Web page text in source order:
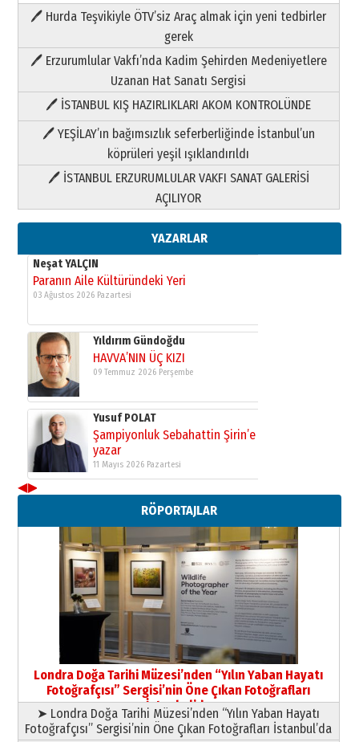
🖊 Hurda Teşvikiyle ÖTV’siz Araç almak için yeni tedbirler
gerek
🖊 Erzurumlular Vakfı’nda Kadim Şehirden Medeniyetlere
Uzanan Hat Sanatı Sergisi
🖊 İSTANBUL KIŞ HAZIRLIKLARI AKOM KONTROLÜNDE
🖊 YEŞİLAY’ın bağımsızlık seferberliğinde İstanbul’un
köprüleri yeşil ışıklandırıldı
🖊 İSTANBUL ERZURUMLULAR VAKFI SANAT GALERİSİ
AÇILIYOR
YAZARLAR
Paranın Aile Kültüründeki Yeri
03 Ağustos 2026 Pazartesi
Yıldırım Gündoğdu
HAVVA’NIN ÜÇ KIZI
09 Temmuz 2026 Perşembe
Yusuf POLAT
Şampiyonluk Sebahattin Şirin’e
11 Mayıs 2026 Pazartesi
Neşat YALÇIN
Paranın Aile Kültüründeki Yeri
03 Ağustos 2026 Pazartesi
Yıldırım Gündoğdu
HAVVA’NIN ÜÇ KIZI
09 Temmuz 2026 Perşembe
Yusuf POLAT
Şampiyonluk Sebahattin Şirin’e
yazar
11 Mayıs 2026 Pazartesi
Neşat YALÇIN
Paranın Aile Kültüründeki Yeri
03 Ağustos 2026 Pazartesi
Yıldırım Gündoğdu
HAVVA’NIN ÜÇ KIZI
09 Temmuz 2026 Perşembe
Yusuf POLAT
Şampiyonluk Sebahattin Şirin’e
yazar
11 Mayıs 2026 Pazartesi
◀▶
RÖPORTAJLAR
Londra Doğa Tarihi Müzesi’nden “Yılın Yaban Hayatı
Fotoğrafçısı” Sergisi’nin Öne Çıkan Fotoğrafları
İstanbul’da
➤ Londra Doğa Tarihi Müzesi’nden “Yılın Yaban Hayatı
Fotoğrafçısı” Sergisi’nin Öne Çıkan Fotoğrafları İstanbul’da